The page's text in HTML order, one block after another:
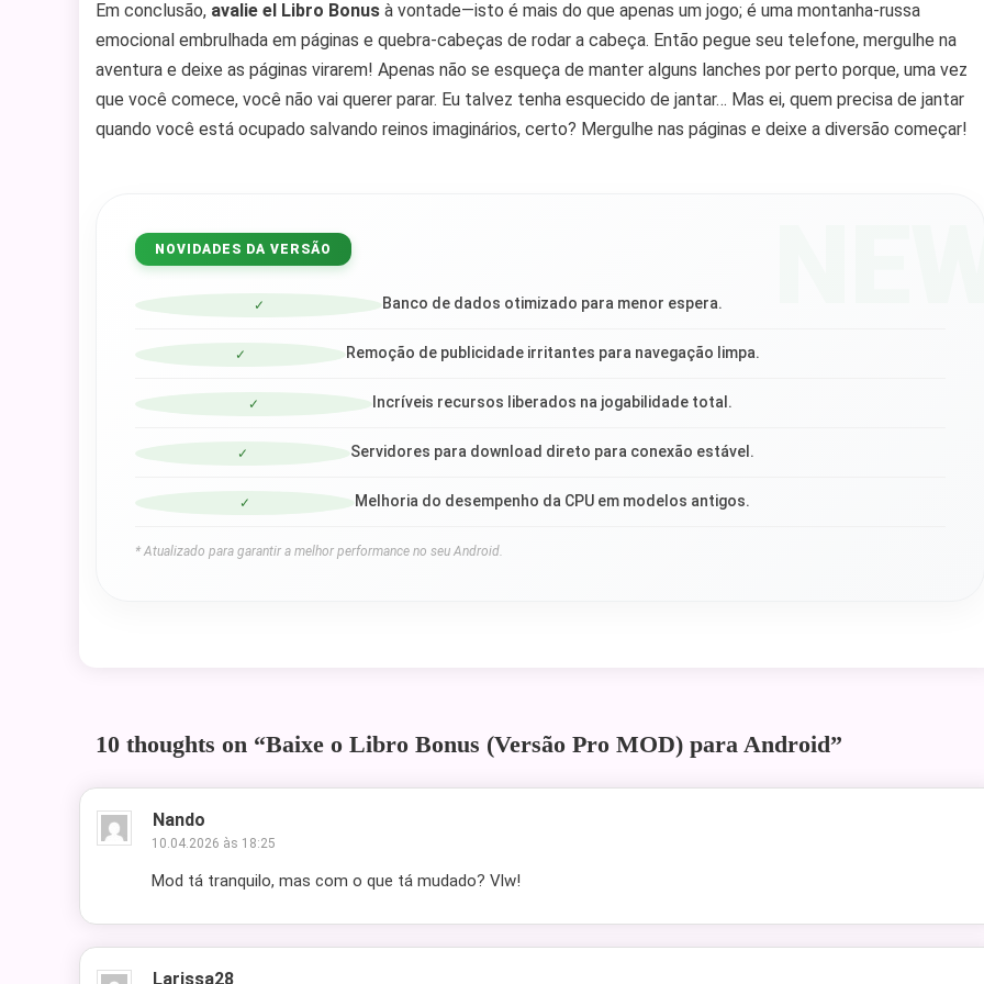
Em conclusão, avalie el Libro Bonus à vontade—isto é mais do que apenas um jogo; é uma montanha-russa
emocional embrulhada em páginas e quebra-cabeças de rodar a cabeça. Então pegue seu telefone, mergulhe na
aventura e deixe as páginas virarem! Apenas não se esqueça de manter alguns lanches por perto porque, uma vez
que você comece, você não vai querer parar. Eu talvez tenha esquecido de jantar… Mas ei, quem precisa de jantar
quando você está ocupado salvando reinos imaginários, certo? Mergulhe nas páginas e deixe a diversão começar!
NOVIDADES DA VERSÃO
✓ Banco de dados otimizado para menor espera.
✓ Remoção de publicidade irritantes para navegação limpa.
✓ Incríveis recursos liberados na jogabilidade total.
✓ Servidores para download direto para conexão estável.
✓ Melhoria do desempenho da CPU em modelos antigos.
* Atualizado para garantir a melhor performance no seu Android.
10 thoughts on “Baixe o Libro Bonus (Versão Pro MOD) para Android”
Nando
10.04.2026 às 18:25
Mod tá tranquilo, mas com o que tá mudado? Vlw!
Larissa28